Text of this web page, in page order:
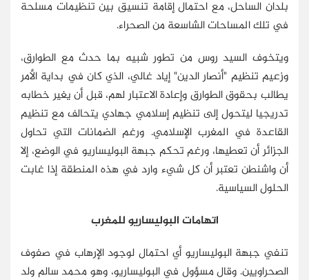
بلدان الساحل، مع احتمال إقامة تنسيق بين تنظيمات مسلحة
في تلك المساحات الشاسعة من الصحراء.
ويتخوف السيد روس من تطور شبيه بما حدث مع الطوارق،
وزعيم تنظيم "أنصار الدين" إياد غالي، الذي كان في بداية الأمر
يطالب بحقوق الطوارق وإعادة الاعتبار لهم، قبل أن يغير خطابه
تدريجيا ليتحول إلى تنظيم إسلامي جهادي يتحالف مع تنظيم
القاعدة في المغرب الإسلامي. ورغم الضمانات التي تحاول
الجزائر أن تعطيها، ورغم تحكم جبهة البوليساريو في الوضع، إلا
أن واشنطن تعتبر أن كل شيء وارد في هذه المنطقة إذا غابت
الحلول السياسية.
اتهامات البوليساريو للمغرب
تنفي جبهة البوليساريو أي احتمال لوجود الإرهاب في صفوف
الصحراويين. وقال مسؤول في البوليساريو، وهو محمد سالم ولد